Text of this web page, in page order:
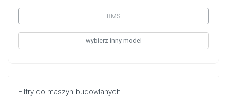
BMS
wybierz inny model
Filtry do maszyn budowlanych